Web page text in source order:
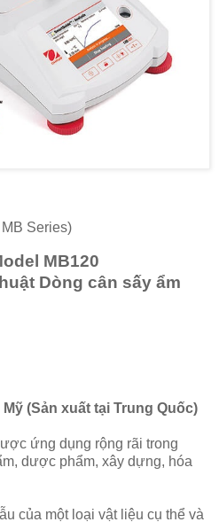
Series)
MB120
Dòng cân sấy ẩm
(Sản xuất tại Trung Quốc)
ứng dụng rộng rãi trong
dược phẩm, xây dựng, hóa
của một loại vật liệu cụ thể và